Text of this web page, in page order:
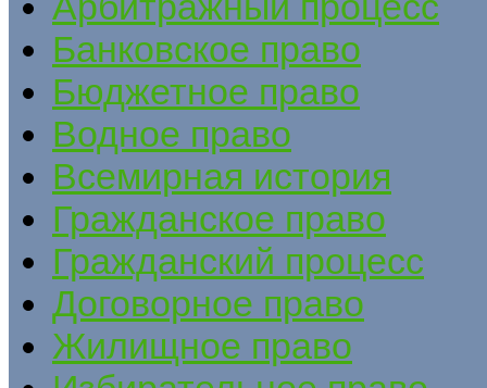
Банковское право
Бюджетное право
Водное право
Всемирная история
Гражданское право
Гражданский процесс
Договорное право
Жилищное право